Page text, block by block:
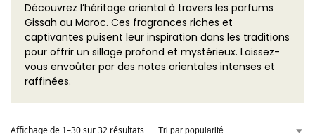
Découvrez l’héritage oriental à travers les parfums
Gissah au Maroc. Ces fragrances riches et
captivantes puisent leur inspiration dans les traditions
pour offrir un sillage profond et mystérieux. Laissez-
vous envoûter par des notes orientales intenses et
raffinées.
Affichage de 1–30 sur 32 résultats